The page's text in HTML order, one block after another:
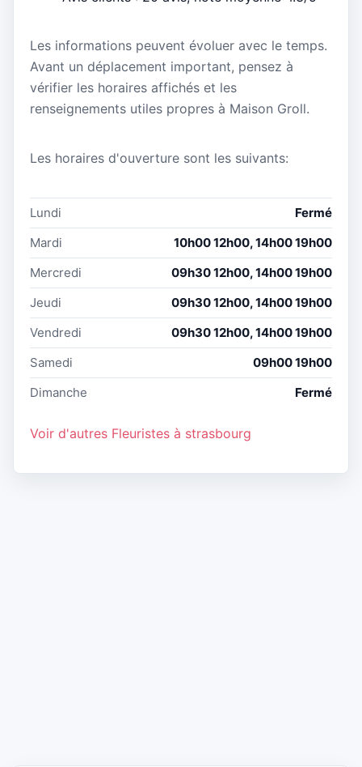
Les informations peuvent évoluer avec le temps.
Avant un déplacement important, pensez à
vérifier les horaires affichés et les
renseignements utiles propres à Maison Groll.
Les horaires d'ouverture sont les suivants:
Lundi
Fermé
Mardi
10h00 12h00, 14h00 19h00
Mercredi
09h30 12h00, 14h00 19h00
Jeudi
09h30 12h00, 14h00 19h00
Vendredi
09h30 12h00, 14h00 19h00
Samedi
09h00 19h00
Dimanche
Fermé
Voir d'autres Fleuristes à strasbourg